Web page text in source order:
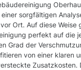
sorgfältigen
Ort. Auf diese Weise
perfekt auf die
Grad der
von einer klaren
Zusatzkosten.